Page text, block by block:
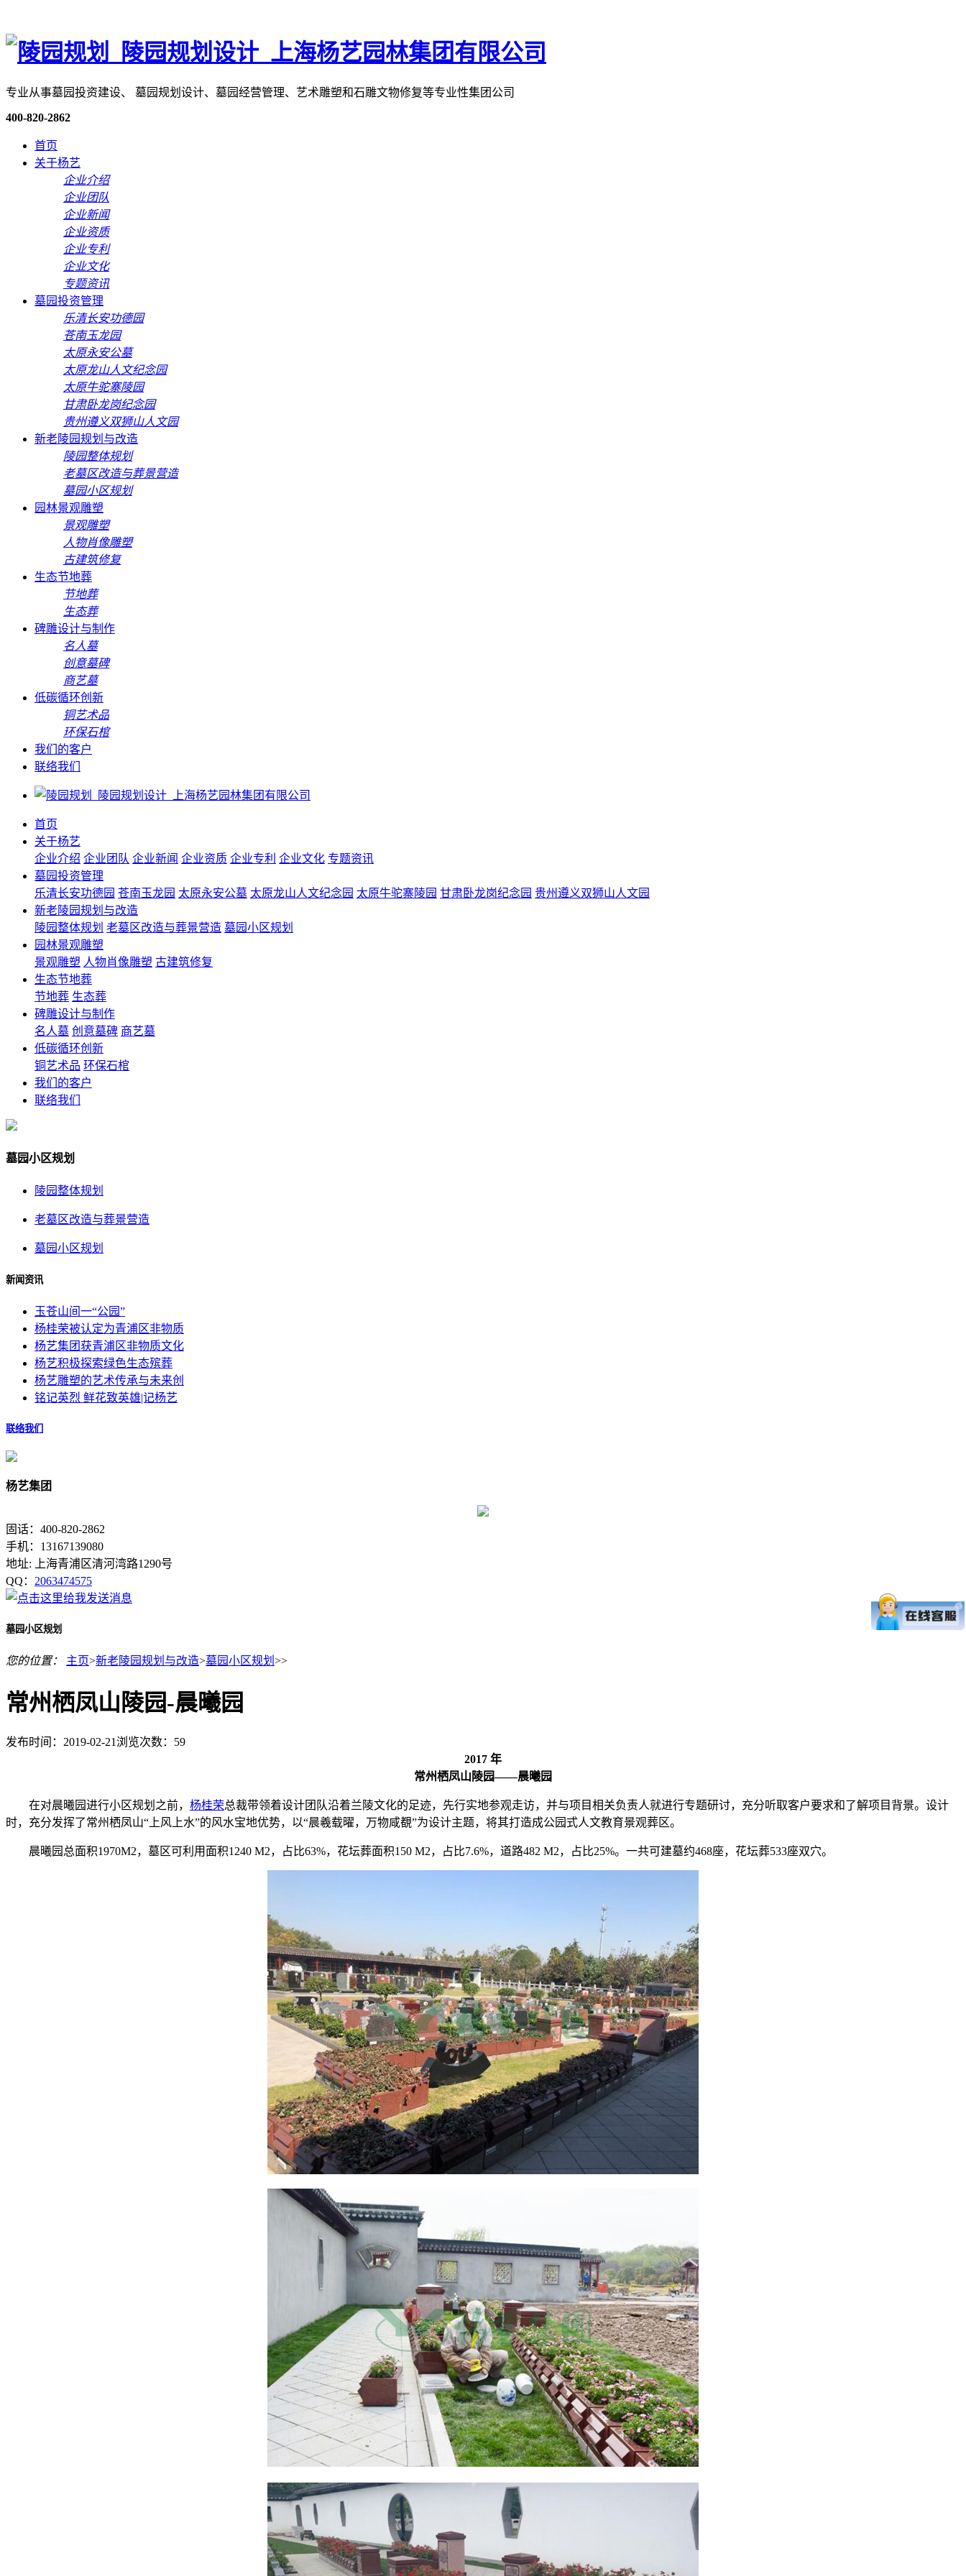
专业从事墓园投资建设、 墓园规划设计、墓园经营管理、艺术雕塑和石雕文物修复等专业性集团公司
400-820-2862
首页
关于杨艺
企业介绍
企业团队
企业新闻
企业资质
企业专利
企业文化
专题资讯
墓园投资管理
乐清长安功德园
苍南玉龙园
太原永安公墓
太原龙山人文纪念园
太原牛驼寨陵园
甘肃卧龙岗纪念园
贵州遵义双狮山人文园
新老陵园规划与改造
陵园整体规划
老墓区改造与葬景营造
墓园小区规划
园林景观雕塑
景观雕塑
人物肖像雕塑
古建筑修复
生态节地葬
节地葬
生态葬
碑雕设计与制作
名人墓
创意墓碑
商艺墓
低碳循环创新
铜艺术品
环保石棺
我们的客户
联络我们
首页
关于杨艺
企业介绍 企业团队 企业新闻 企业资质 企业专利 企业文化 专题资讯
墓园投资管理
乐清长安功德园 苍南玉龙园 太原永安公墓 太原龙山人文纪念园 太原牛驼寨陵园 甘肃卧龙岗纪念园 贵州遵义双狮山人文园
新老陵园规划与改造
陵园整体规划 老墓区改造与葬景营造 墓园小区规划
园林景观雕塑
景观雕塑 人物肖像雕塑 古建筑修复
生态节地葬
节地葬 生态葬
碑雕设计与制作
名人墓 创意墓碑 商艺墓
低碳循环创新
铜艺术品 环保石棺
我们的客户
联络我们
墓园小区规划
陵园整体规划
老墓区改造与葬景营造
墓园小区规划
新闻资讯
玉苍山间一“公园”
杨桂荣被认定为青浦区非物质
杨艺集团获青浦区非物质文化
杨艺积极探索绿色生态殡葬
杨艺雕塑的艺术传承与未来创
铭记英烈 鲜花致英雄|记杨艺
联络我们
杨艺集团
固话：400-820-2862
手机：13167139080
地址: 上海青浦区清河湾路1290号
QQ： 2063474575
墓园小区规划
您的位置： 主页>新老陵园规划与改造>墓园小区规划 >>
常州栖凤山陵园-晨曦园
发布时间：2019-02-21 浏览次数： 59
2017 年
常州栖凤山陵园——晨曦园
在对晨曦园进行小区规划之前， 杨桂荣总裁带领着设计团队沿着兰陵文化的足迹，先行实地参观走访，并与项目相关负责人就进行专题研讨，充分听取客户要求和了解项目背景。设计
时，充分发挥了常州栖凤山“上风上水”的风水宝地优势，以“晨羲载曜，万物咸覩”为设计主题，将其打造成公园式人文教育景观葬区。
晨曦园总面积1970M2，墓区可利用面积1240 M2，占比63%，花坛葬面积150 M2，占比7.6%，道路482 M2，占比25%。一共可建墓约468座，花坛葬533座双穴。